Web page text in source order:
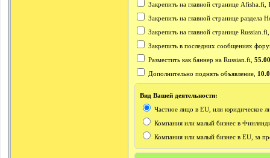
Закрепить на главной странице Afisha.fi,
Закрепить на главной странице раздела
Закрепить на главной странице
Закрепить в последних сообщениях
Разместить как баннер на Russian.fi, 55.00
Дополнительно поднять объявление,
Вид Вашей деятельности:
Частное лицо в EU, или юридическое
Компания или малый бизнес в
Компания или малый бизнес в EU, за